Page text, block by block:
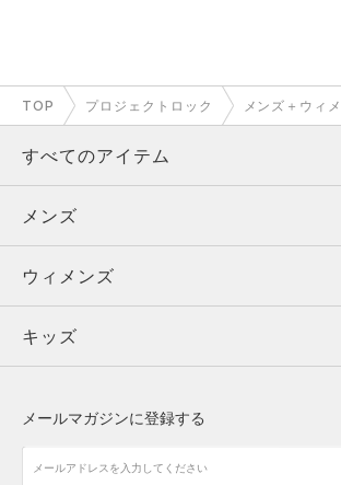
TOP プロジェクトロック メンズ＋ウィ
すべてのアイテム
メンズ
ウィメンズ
キッズ
アクセサリー
メンズ
トップス
ボトムス
アクセサリー
ウィメンズ
トップス
シューズ
キッズ
メールマガジンに登録する